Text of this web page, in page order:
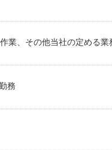
業、その他当社の定める業
務